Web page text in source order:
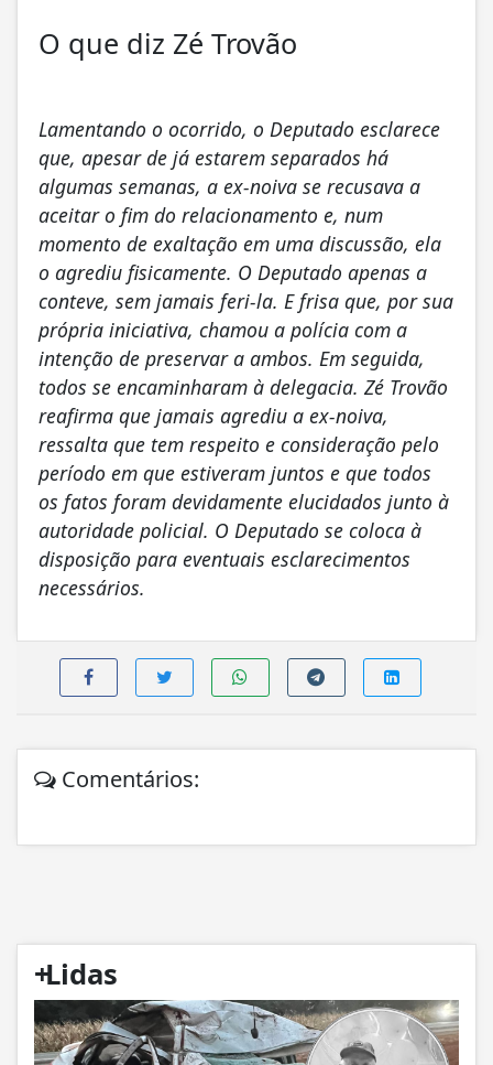
O que diz Zé Trovão
Lamentando o ocorrido, o Deputado esclarece
que, apesar de já estarem separados há
algumas semanas, a ex-noiva se recusava a
aceitar o fim do relacionamento e, num
momento de exaltação em uma discussão, ela
o agrediu fisicamente. O Deputado apenas a
conteve, sem jamais feri-la. E frisa que, por sua
própria iniciativa, chamou a polícia com a
intenção de preservar a ambos. Em seguida,
todos se encaminharam à delegacia. Zé Trovão
reafirma que jamais agrediu a ex-noiva,
ressalta que tem respeito e consideração pelo
período em que estiveram juntos e que todos
os fatos foram devidamente elucidados junto à
autoridade policial. O Deputado se coloca à
disposição para eventuais esclarecimentos
necessários.
Comentários:
+
Lidas